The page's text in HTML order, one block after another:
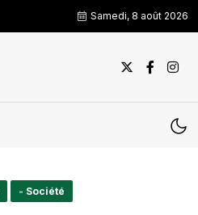
Samedi, 8 août 2026
- Société